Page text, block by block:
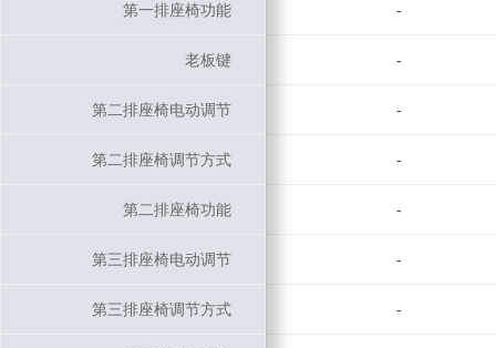
第一排座椅功能 -
老板键 -
第二排座椅电动调节 -
第二排座椅调节方式 -
第二排座椅功能 -
第三排座椅电动调节 -
第三排座椅调节方式 -
第一排座椅功能
老板键
第二排座椅电动调节
第二排座椅调节方式
第二排座椅功能
第三排座椅电动调节
第三排座椅调节方式